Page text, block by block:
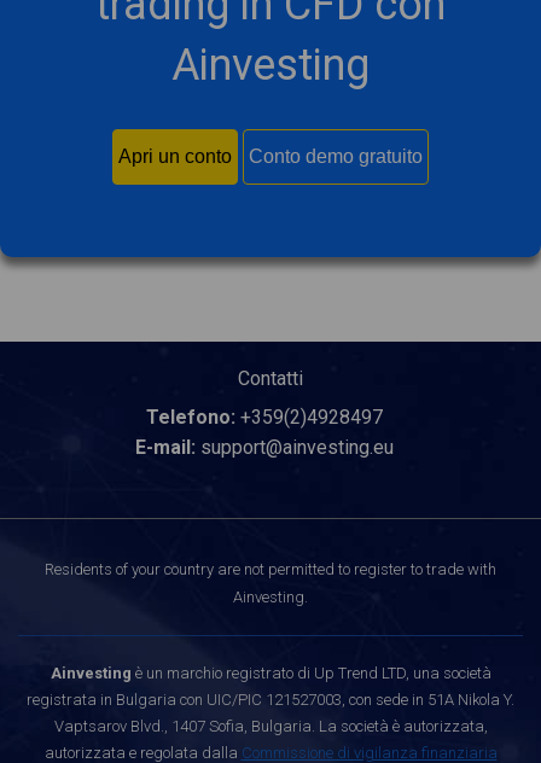
Ainvesting
Apri un conto Conto demo gratuito
Contatti
Telefono: +359(2)4928497
E-mail: support@ainvesting.eu
Residents of your country are not permitted to register to trade with
Ainvesting.
Ainvesting è un marchio registrato di Up Trend LTD, una società
registrata in Bulgaria con UIC/PIC 121527003, con sede in 51A Nikola Y.
Vaptsarov Blvd., 1407 Sofia, Bulgaria. La società è autorizzata,
autorizzata e regolata dalla Commissione di vigilanza finanziaria